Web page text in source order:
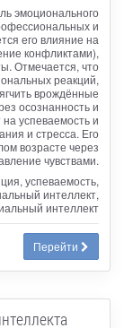
эмоционального
и
его влияние на
конфликтами),
Отмечается, что
реакций,
врождённые
осознанность и
успеваемость и
и стресса. Его
возрасте через
чувствами.
успеваемость,
интеллект,
интеллект
Перейти